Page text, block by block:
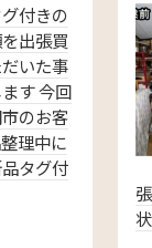
付きの
出張買
いた事
す 今回
のお客
理中に
タグ付